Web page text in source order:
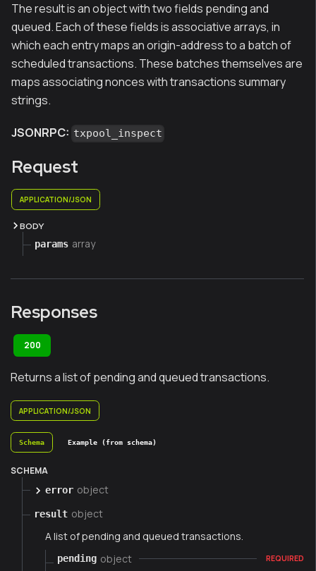
The result is an object with two fields pending and
queued. Each of these fields is associative arrays, in
which each entry maps an origin-address to a batch of
scheduled transactions. These batches themselves are
maps associating nonces with transactions summary
strings.
JSONRPC: txpool_inspect
Request
APPLICATION/JSON
BODY
params array
Responses
200
Returns a list of pending and queued transactions.
APPLICATION/JSON
Schema Example (from schema)
SCHEMA
error object
result object
A list of pending and queued transactions.
pending object REQUIRED